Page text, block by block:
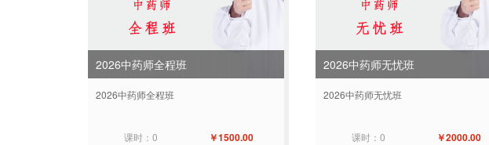
2026中药师全程班
2026中药师全程班
课时：0 ￥1500.00
2026中药师无忧班
2026中药师无忧班
课时：0 ￥2000.00